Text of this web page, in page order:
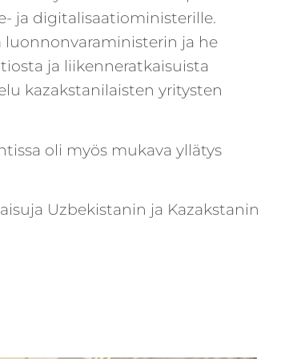
ja digitalisaatioministerille.
luonnonvaraministerin ja he
ja liikenneratkaisuista
kazakstanilaisten yritysten
oli myös mukava yllätys
Uzbekistanin ja Kazakstanin